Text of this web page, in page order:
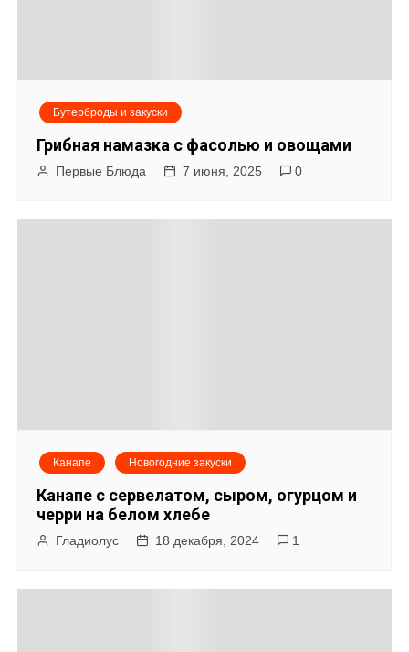
Бутерброды и закуски
Грибная намазка с фасолью и овощами
Первые Блюда 7 июня, 2025 0
Канапе Новогодние закуски
Канапе с сервелатом, сыром, огурцом и
черри на белом хлебе
Гладиолус 18 декабря, 2024 1